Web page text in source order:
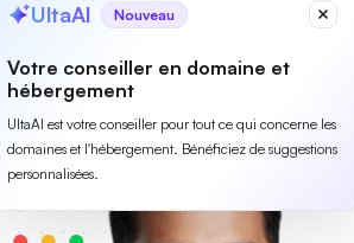
UltaAI Nouveau
Votre conseiller en domaine et
hébergement
UltaAI est votre conseiller pour tout ce qui concerne les
domaines et l'hébergement. Bénéficiez de suggestions
personnalisées.